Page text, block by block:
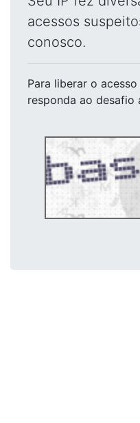
acessos
conosco.
Para liberar o acesso
responda ao desafio